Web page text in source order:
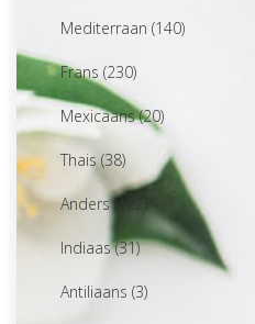
Mediterraan (140)
Frans (230)
Mexicaans (20)
Thais (38)
Anders (122)
Indiaas (31)
Antiliaans (3)